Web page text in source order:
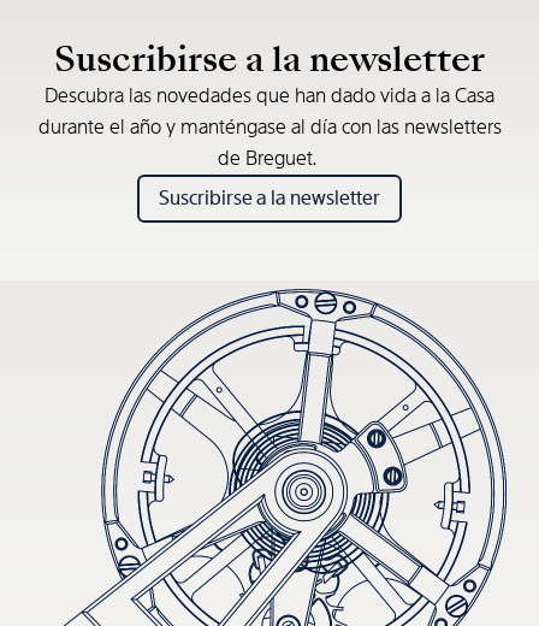
Suscribirse a la newsletter
Descubra las novedades que han dado vida a la Casa
durante el año y manténgase al día con las newsletters
de Breguet.
Suscribirse a la newsletter